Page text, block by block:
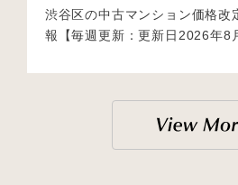
渋谷区の中古マンション価格改
報【毎週更新：更新日2026年8